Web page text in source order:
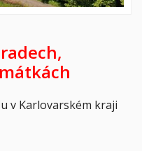
v Karlovarském kraji